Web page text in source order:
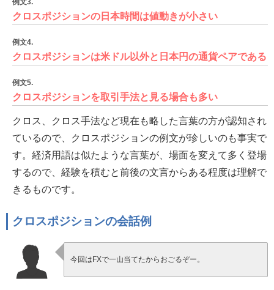
例文3.
クロスポジションの日本時間は値動きが小さい
例文4.
クロスポジションは米ドル以外と日本円の通貨ペアである
例文5.
クロスポジションを取引手法と見る場合も多い
クロス、クロス手法など現在も略した言葉の方が認知され
ているので、クロスポジションの例文が珍しいのも事実で
す。経済用語は似たような言葉が、場面を変えて多く登場
するので、経験を積むと前後の文言からある程度は理解で
きるものです。
クロスポジションの会話例
今回はFXで一山当てたからおごるぞー。